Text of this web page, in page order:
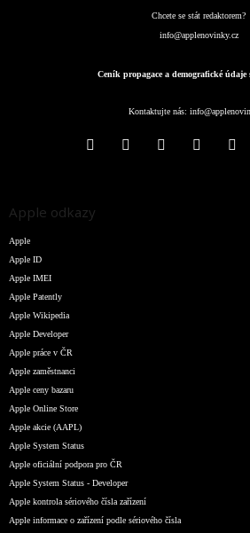
Chcete se stát redaktorem?
info@applenovinky.cz
Ceník propagace a demografické údaje
Kontaktujte nás:
Apple odkazy
Apple
Apple ID
Apple IMEI
Apple Patently
Apple Wikipedia
Apple Developer
Apple práce v ČR
Apple zaměstnanci
Apple ceny bazaru
Apple Online Store
Apple akcie (AAPL)
Apple System Status
Apple oficiální podpora pro ČR
Apple System Status - Developer
Apple kontrola sériového čísla zařízení
Apple informace o zařízení podle sériového čísla